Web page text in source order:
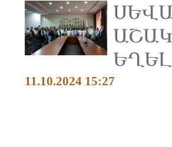
11.10.2024 15:27